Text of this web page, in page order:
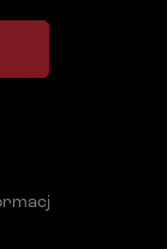
handlową